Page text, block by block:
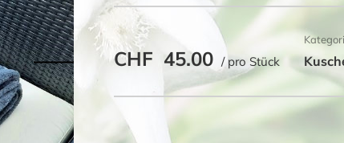
150x200
cm
Menge
CHF 45.00 / pro Stück